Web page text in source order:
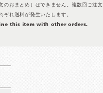
のおまとめ）はできません。複数回ご注文
ぞれ送料が発生いたします。
this item with other orders.